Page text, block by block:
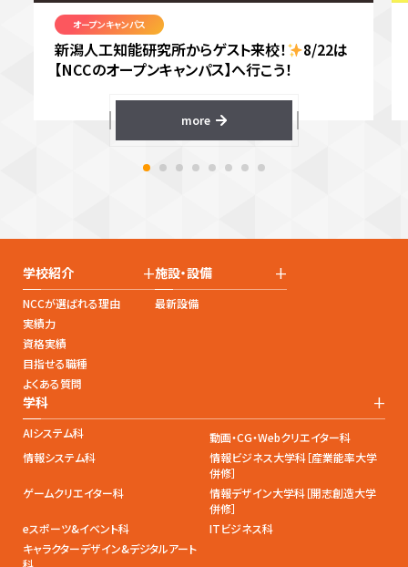
オープンキャンパス
新潟人工知能研究所からゲスト来校！
8/22は
【NCCのオープンキャンパス】へ行こう！
more
学校紹介 +
NCCが選ばれる理由
実績力
資格実績
目指せる職種
よくある質問
施設・設備 +
最新設備
学科 +
AIシステム科
動画・CG・Webクリエイター科
情報システム科
情報ビジネス大学科［産業能率大学
併修］
ゲームクリエイター科
情報デザイン大学科［開志創造大学
併修］
eスポーツ&イベント科
ITビジネス科
キャラクターデザイン&デジタルアート
科